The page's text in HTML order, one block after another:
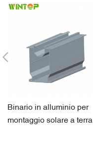
Binario in alluminio per
montaggio solare a terra